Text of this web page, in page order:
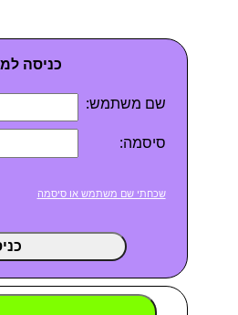
כניסה
שם משתמש:
סיסמה:
שכחתי שם משתמש או סיסמה